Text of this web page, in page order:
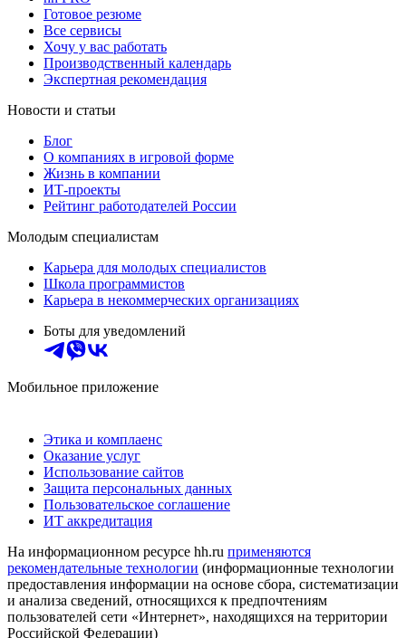
Готовое резюме
Все сервисы
Хочу у вас работать
Производственный календарь
Экспертная рекомендация
Новости и статьи
Блог
О компаниях в игровой форме
Жизнь в компании
ИТ-проекты
Рейтинг работодателей России
Молодым специалистам
Карьера для молодых специалистов
Школа программистов
Карьера в некоммерческих организациях
Боты для уведомлений
Мобильное приложение
Этика и комплаенс
Оказание услуг
Использование сайтов
Защита персональных данных
Пользовательское соглашение
ИТ аккредитация
На информационном ресурсе hh.ru применяются
рекомендательные технологии (информационные технологии
предоставления информации на основе сбора, систематизации
и анализа сведений, относящихся к предпочтениям
пользователей сети «Интернет», находящихся на территории
Российской Федерации)